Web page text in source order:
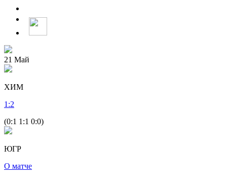
21 Май
ХИМ
1 :2
(0:1 1:1 0:0)
ЮГР
О матче